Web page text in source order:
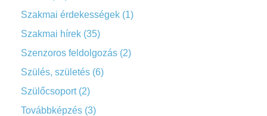
Szakmai érdekességek (1)
Szakmai hírek (35)
Szenzoros feldolgozás (2)
Szülés, születés (6)
Szülőcsoport(2)
Továbbképzés (3)